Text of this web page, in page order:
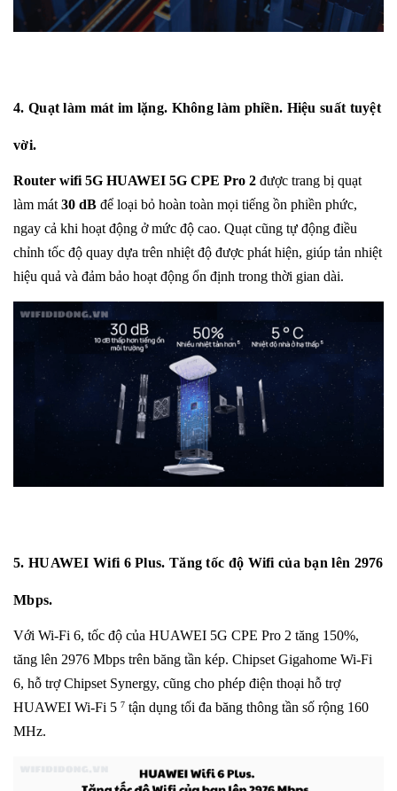
4. Quạt làm mát im lặng. Không làm phiền. Hiệu suất tuyệt
vời.
Router wifi 5G HUAWEI 5G CPE Pro 2 được trang bị quạt
làm mát 30 dB để loại bỏ hoàn toàn mọi tiếng ồn phiền phức,
ngay cả khi hoạt động ở mức độ cao. Quạt cũng tự động điều
chỉnh tốc độ quay dựa trên nhiệt độ được phát hiện, giúp tản nhiệt
hiệu quả và đảm bảo hoạt động ổn định trong thời gian dài.
5. HUAWEI Wifi 6 Plus. Tăng tốc độ Wifi của bạn lên 2976
Mbps.
Với Wi-Fi 6, tốc độ của HUAWEI 5G CPE Pro 2 tăng 150%,
tăng lên 2976 Mbps trên băng tần kép. Chipset Gigahome Wi-Fi
6, hỗ trợ Chipset Synergy, cũng cho phép điện thoại hỗ trợ
HUAWEI Wi-Fi 5 7 tận dụng tối đa băng thông tần số rộng 160
MHz.